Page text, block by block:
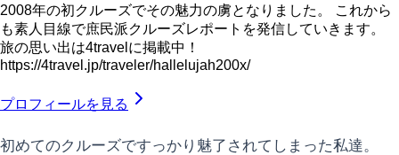
2008年の初クルーズでその魅力の虜となりました。 これから
も素人目線で庶民派クルーズレポートを発信していきます。
旅の思い出は4travelに掲載中！
https://4travel.jp/traveler/hallelujah200x/
プロフィールを見る
初めてのクルーズですっかり魅了されてしまった私達。